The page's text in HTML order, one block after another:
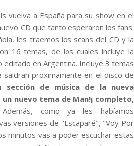
vuelva a España para su show en el
CD que tanto esperaron los fans.
les traemos los scans del CD y la
16 temas, de los cuales incluye la
editado en Argentina. Incluye 3 temas
próximamente en el disco de
sección de música de la nueva
nuevo tema de Man!¡ completo,
Además, como ya les habíamos
versiones de "Escaparé", "Voy Por
minutos vas a poder escuchar estas